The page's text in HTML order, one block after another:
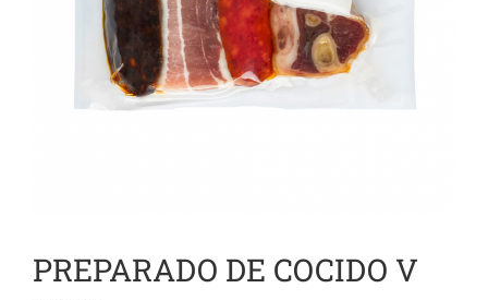
PREPARADO DE COCIDO V